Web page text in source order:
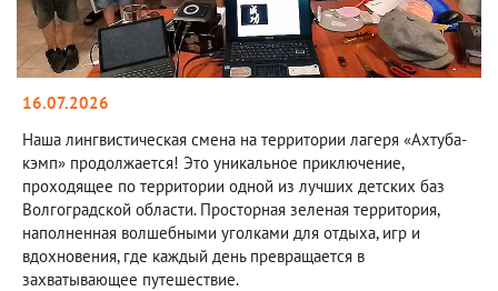
16.07.2026
Наша лингвистическая смена на территории лагеря «Ахтуба-
кэмп» продолжается! Это уникальное приключение,
проходящее по территории одной из лучших детских баз
Волгоградской области. Просторная зеленая территория,
наполненная волшебными уголками для отдыха, игр и
вдохновения, где каждый день превращается в
захватывающее путешествие.